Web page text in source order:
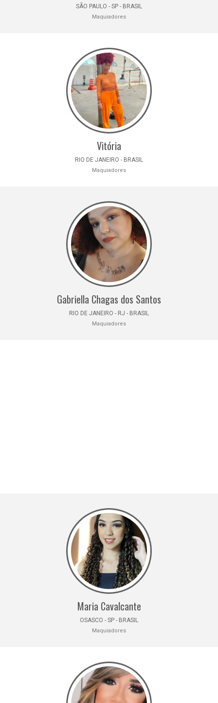
SÃO PAULO - SP - BRASIL
Maquiadores
Vitória
RIO DE JANEIRO - BRASIL
Maquiadores
Gabriella Chagas dos Santos
RIO DE JANEIRO - RJ - BRASIL
Maquiadores
Maria Cavalcante
OSASCO - SP - BRASIL
Maquiadores